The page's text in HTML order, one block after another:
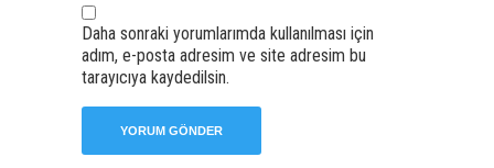
Daha sonraki yorumlarımda kullanılması için
adım, e-posta adresim ve site adresim bu
tarayıcıya kaydedilsin.